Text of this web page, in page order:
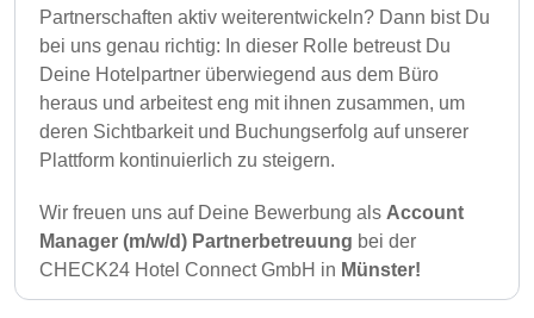
Partnerschaften aktiv weiterentwickeln? Dann bist Du
bei uns genau richtig: In dieser Rolle betreust Du
Deine Hotelpartner überwiegend aus dem Büro
heraus und arbeitest eng mit ihnen zusammen, um
deren Sichtbarkeit und Buchungserfolg auf unserer
Plattform kontinuierlich zu steigern.
Wir freuen uns auf Deine Bewerbung als Account
Manager (m/w/d) Partnerbetreuung bei der
CHECK24 Hotel Connect GmbH in Münster!